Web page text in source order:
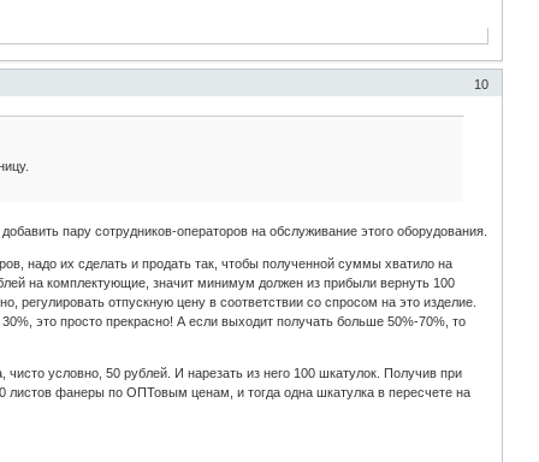
10
пару сотрудников-операторов на обслуживание этого оборудования.
надо их сделать и продать так, чтобы полученной суммы хватило на
на комплектующие, значит минимум должен из прибыли вернуть 100
регулировать отпускную цену в соответствии со спросом на это изделие.
это просто прекрасно! А если выходит получать больше 50%-70%, то
условно, 50 рублей. И нарезать из него 100 шкатулок. Получив при
листов фанеры по ОПТовым ценам, и тогда одна шкатулка в пересчете на